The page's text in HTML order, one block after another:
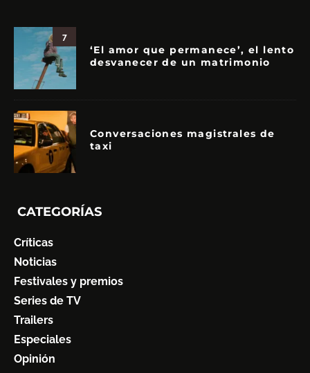
7
‘El amor que permanece’, el lento
desvanecer de un matrimonio
Conversaciones magistrales de
taxi
CATEGORÍAS
Críticas
Noticias
Festivales y premios
Series de TV
Trailers
Especiales
Opinión